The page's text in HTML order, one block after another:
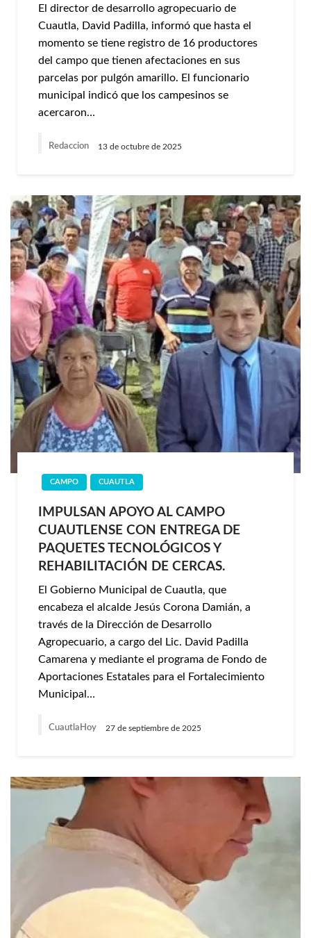
El director de desarrollo agropecuario de
Cuautla, David Padilla, informó que hasta el
momento se tiene registro de 16 productores
del campo que tienen afectaciones en sus
parcelas por pulgón amarillo. El funcionario
municipal indicó que los campesinos se
acercaron…
Redaccion 13 de octubre de 2025
CAMPO CUAUTLA
IMPULSAN APOYO AL CAMPO
CUAUTLENSE CON ENTREGA DE
PAQUETES TECNOLÓGICOS Y
REHABILITACIÓN DE CERCAS.
El Gobierno Municipal de Cuautla, que
encabeza el alcalde Jesús Corona Damián, a
través de la Dirección de Desarrollo
Agropecuario, a cargo del Lic. David Padilla
Camarena y mediante el programa de Fondo de
Aportaciones Estatales para el Fortalecimiento
Municipal…
CuautlaHoy 27 de septiembre de 2025